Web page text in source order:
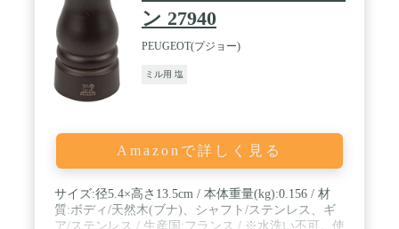
ン 27940
PEUGEOT(プジョー)
ミル用 塩
Amazonで詳しく見る
サイズ:径5.4×高さ13.5cm / 本体重量(kg):0.156 / 材
質:ボディ/天然木(ブナ)、シャフト/ステンレス、ギ
ア/ステンレス / 生産国:フランス / ※水洗い不可。使